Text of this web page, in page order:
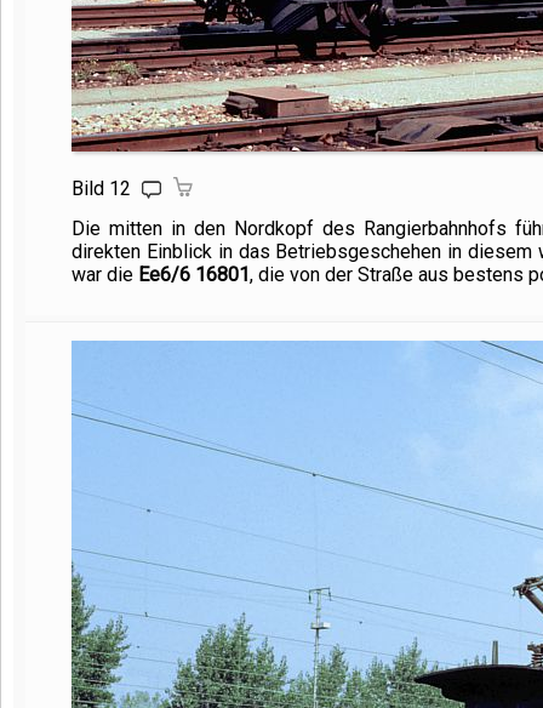
Bild 12
Die mitten in den Nordkopf des Rangierbahnhofs
direkten Einblick in das Betriebsgeschehen in diesem
war die Ee6/6 16801, die von der Straße aus bestens